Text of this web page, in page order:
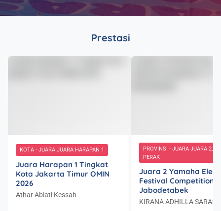
Prestasi
KOTA - JUARA JUARA HARAPAN 1
Juara Harapan 1 Tingkat
Kota Jakarta Timur OMIN
2026
Athar Abiati Kessah
PROVINSI - JUARA JUARA 2,
PERAK
Juara 2 Yamaha
Festival Competition
Jabodetabek
KIRANA ADHILLA